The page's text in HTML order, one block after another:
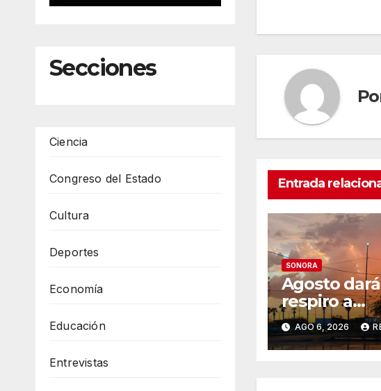
Secciones
Ciencia
Congreso del Estado
Cultura
Deportes
Economía
Educación
Entrevistas
Entrada
SONORA
Agosto
respiro a
Hermosillo:
Pronostican
semana
AGO 6, 2026